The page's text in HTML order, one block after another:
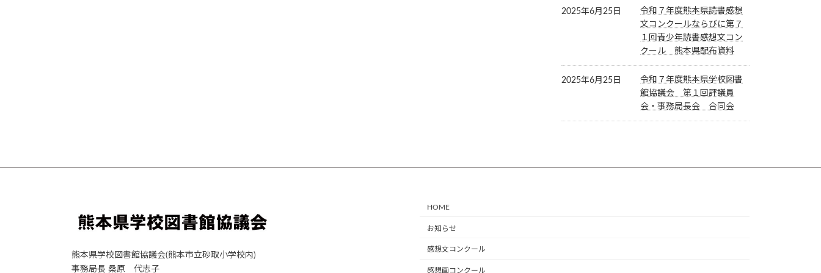
2025年6月25日
令和７年度熊本県読書感想
文コンクールならびに第７
１回青少年読書感想文コン
クール 熊本県配布資料
2025年6月25日
令和７年度熊本県学校図書
館協議会 第１回評議員
会・事務局長会 合同会
熊本県学校図書館協議会(熊本市立砂取小学校内)
事務局長 桑原 代志子
HOME
お知らせ
感想文コンクール
感想画コンクール